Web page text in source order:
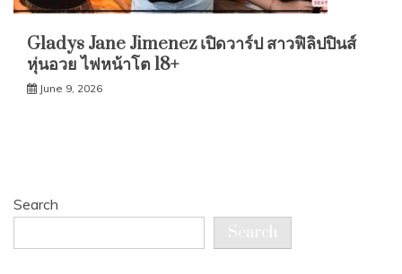
Gladys Jane Jimenez เปิดวาร์ป สาวฟิลิปปินส์
หุ่นอวย ไฟหน้าโต 18+
June 9, 2026
Search
Search